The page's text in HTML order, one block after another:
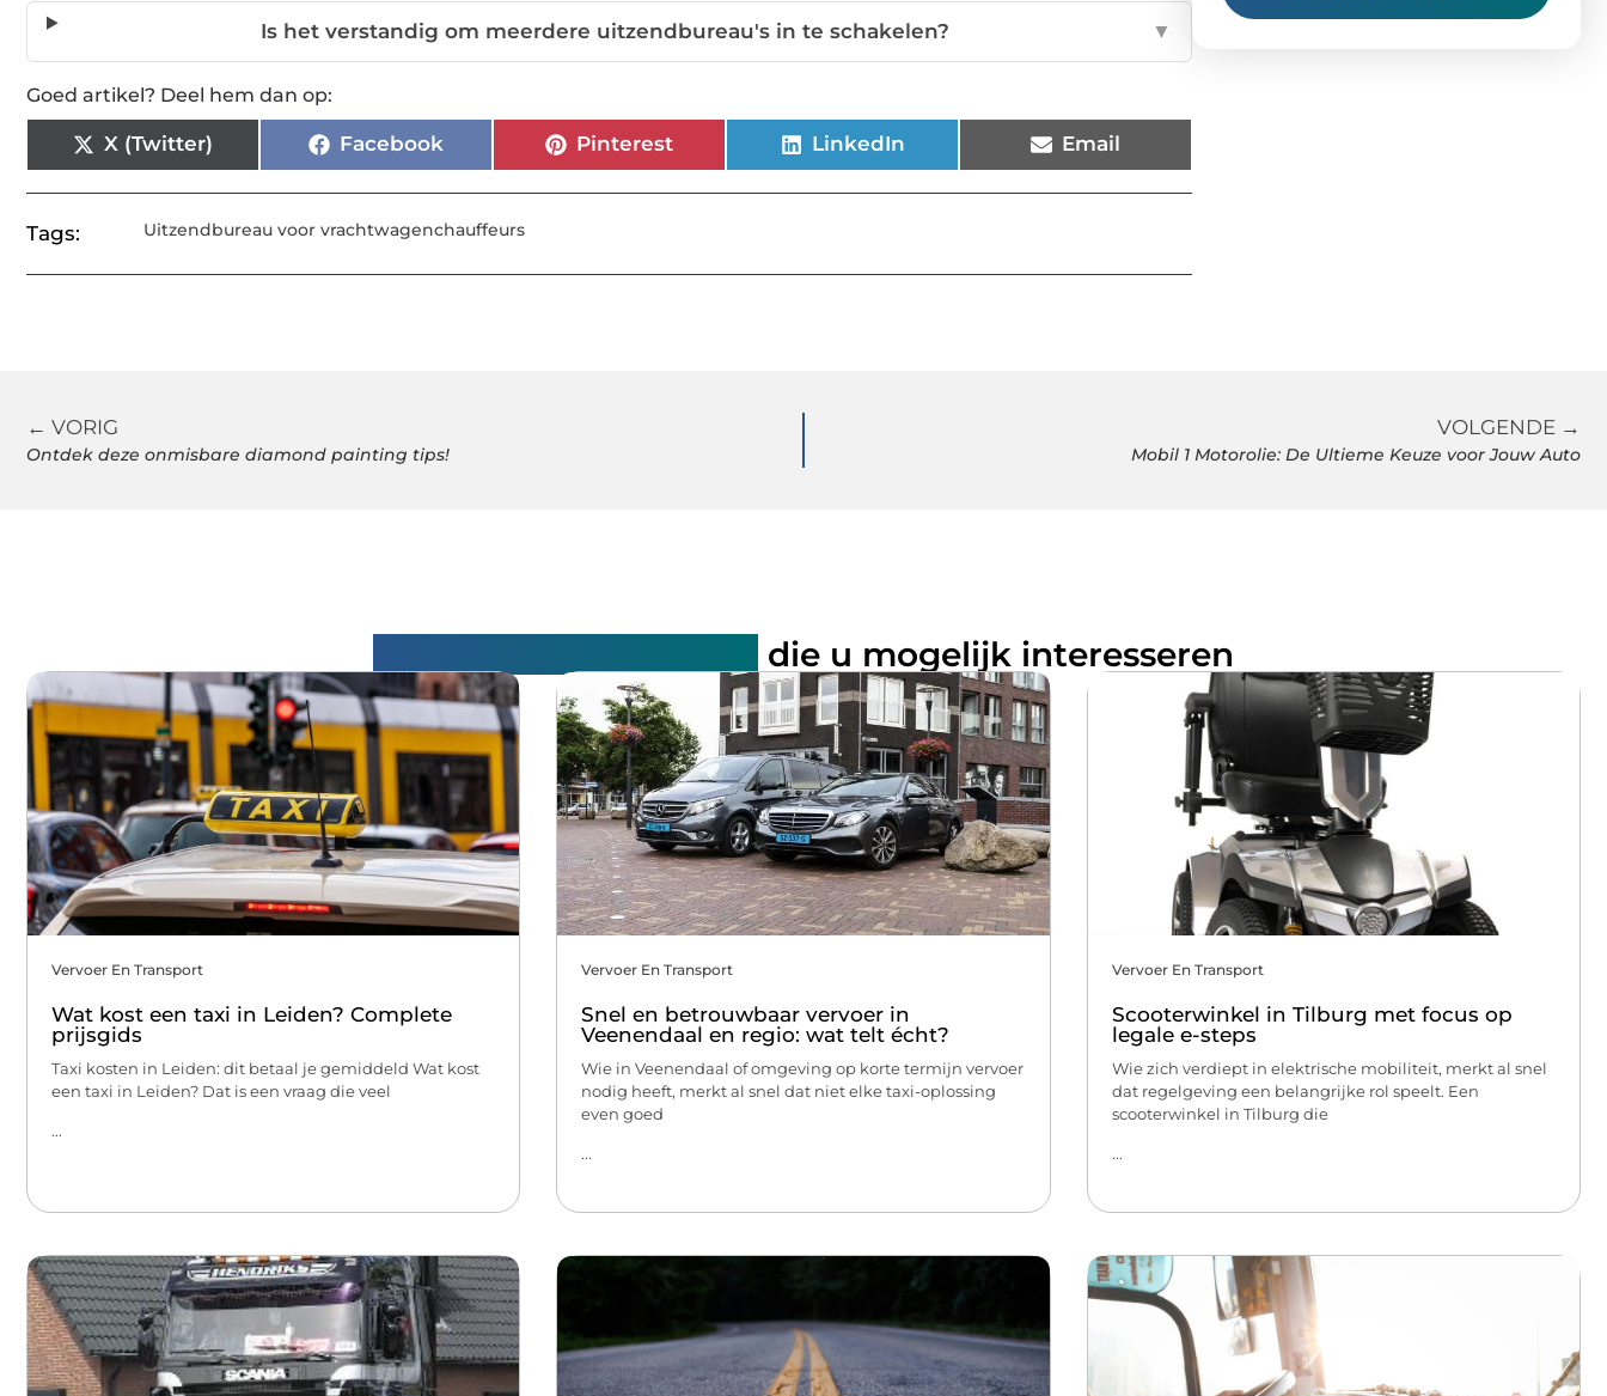
Is het verstandig om meerdere uitzendbureau's in te schakelen? ▼
Goed artikel? Deel hem dan op:
X (Twitter) Facebook Pinterest LinkedIn Email
Tags: Uitzendbureau voor vrachtwagenchauffeurs
← VORIG
Ontdek deze onmisbare diamond painting tips!
VOLGENDE →
Mobil 1 Motorolie: De Ultieme Keuze voor Jouw Auto
die u mogelijk interesseren
Vervoer En Transport
Wat kost een taxi in Leiden? Complete
prijsgids
Taxi kosten in Leiden: dit betaal je gemiddeld Wat kost
een taxi in Leiden? Dat is een vraag die veel
...
Vervoer En Transport
Snel en betrouwbaar vervoer in
Veenendaal en regio: wat telt écht?
Wie in Veenendaal of omgeving op korte termijn vervoer
nodig heeft, merkt al snel dat niet elke taxi-oplossing
even goed
...
Vervoer En Transport
Scooterwinkel in Tilburg met focus op
legale e-steps
Wie zich verdiept in elektrische mobiliteit, merkt al snel
dat regelgeving een belangrijke rol speelt. Een
scooterwinkel in Tilburg die
...